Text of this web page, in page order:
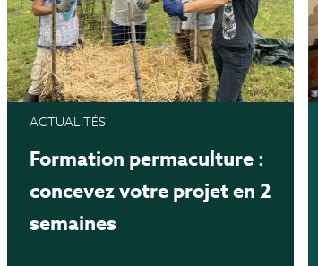
ACTUALITÉS
Formation permaculture :
concevez votre projet en 2
semaines